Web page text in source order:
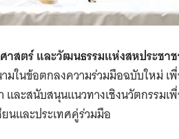
าสตร์ และวัฒนธรรมแห่งสหประชา
มในข้อตกลงความร่วมมือฉบับใหม่ เพื่
ละสนับสนุนแนวทางเชิงนวัตกรรมเ
นและประเทศคู่ร่วมมือ